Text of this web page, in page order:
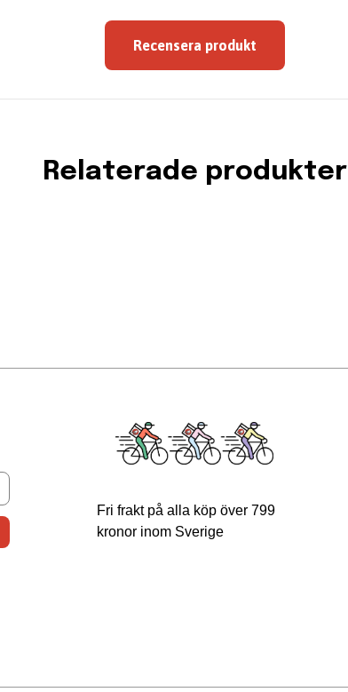
Recensera produkt
Relaterade produkter
Fri frakt på alla köp över 799
kronor inom Sverige